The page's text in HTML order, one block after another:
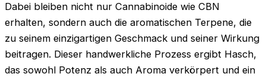
Dabei bleiben nicht nur Cannabinoide wie CBN
erhalten, sondern auch die aromatischen Terpene, die
zu seinem einzigartigen Geschmack und seiner Wirkung
beitragen. Dieser handwerkliche Prozess ergibt Hasch,
das sowohl Potenz als auch Aroma verkörpert und ein